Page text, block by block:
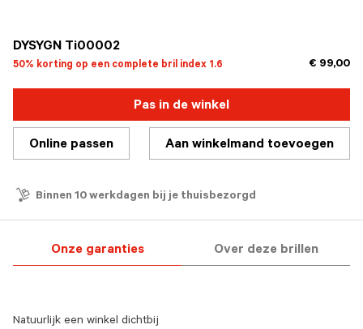
DYSYGN Ti00002
50% korting op een complete bril index 1.6 € 99,00
Pas in de winkel
Online passen Aan winkelmand toevoegen
Binnen 10 werkdagen bij je thuisbezorgd
Onze garanties Over deze brillen
Natuurlijk een winkel dichtbij